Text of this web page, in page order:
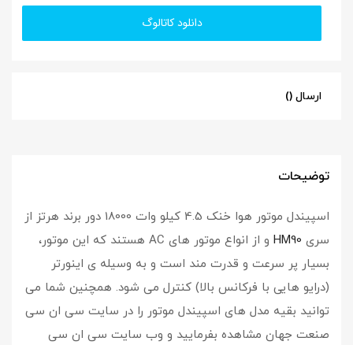
دانلود کاتالوگ
ارسال ()
توضیحات
اسپیندل موتور هوا خنک 4.5 کیلو وات 18000 دور برند هرتز از
سری HM90
و از انواع موتور های AC هستند که این موتور،
بسیار پر سرعت و قدرت مند است و به وسیله ی اینورتر
(درایو هایی با فرکانس بالا) کنترل می شود. همچنین شما می
توانید بقیه مدل های اسپیندل موتور را در سایت سی ان سی
صنعت جهان مشاهده بفرمایید و وب سایت سی ان سی